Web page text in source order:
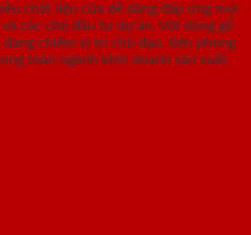
chất liệu cửa dễ dàng đáp ứng mọi
các chủ đầu tư dự án. Với dòng gỗ
chiếm vị trí chủ đạo, tiên phong
toàn ngành kinh doanh sản xuất